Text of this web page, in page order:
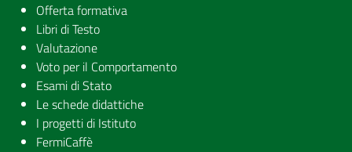
Offerta formativa
Libri di Testo
Valutazione
Voto per il Comportamento
Esami di Stato
Le schede didattiche
I progetti di Istituto
FermiCaffè